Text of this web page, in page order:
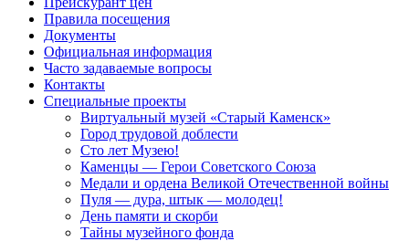
Правила посещения
Документы
Официальная информация
Часто задаваемые вопросы
Контакты
Специальные проекты
Виртуальный музей «Старый Каменск»
Город трудовой доблести
Сто лет Музею!
Каменцы — Герои Советского Союза
Медали и ордена Великой Отечественной войны
Пуля — дура, штык — молодец!
День памяти и скорби
Тайны музейного фонда